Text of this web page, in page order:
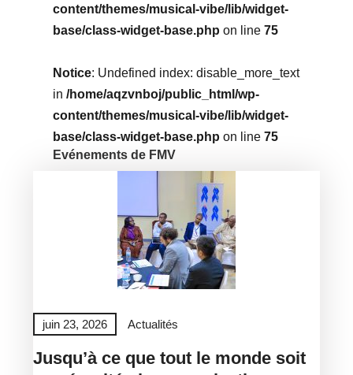
content/themes/musical-vibe/lib/widget-
base/class-widget-base.php on line 75
Notice: Undefined index: disable_more_text
in /home/aqzvnboj/public_html/wp-
content/themes/musical-vibe/lib/widget-
base/class-widget-base.php on line 75
Evénements de FMV
juin 23, 2026 Actualités
Jusqu’à ce que tout le monde soit